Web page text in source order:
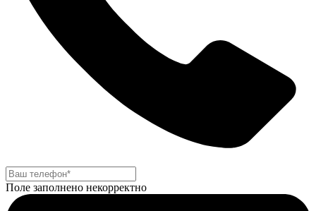
Поле заполнено некорректно